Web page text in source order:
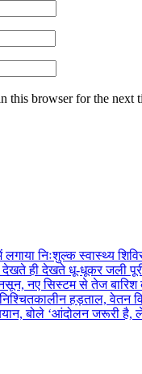
this browser for the next
निःशुल्क स्वास्थ्य
ही देखते धू-धूकर जली पूरी
नए सिस्टम से तेज
हड़ताल, वेतन
बोले ‘आंदोलन जरूरी है,